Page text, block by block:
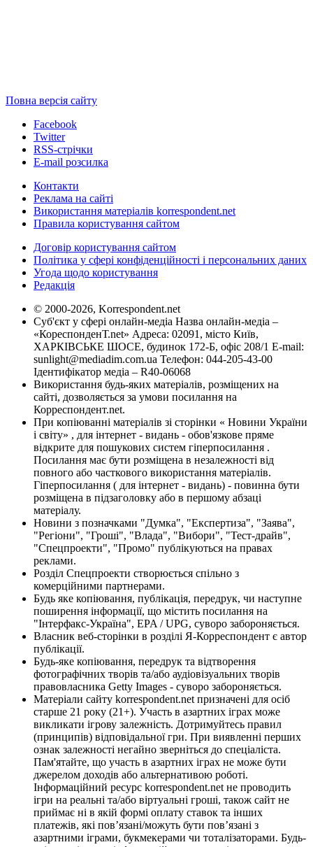
Повна версія сайту
Facebook
Twitter
RSS-стрічки
E-mail розсилка
Контакти
Реклама на сайті
Використання матеріалів korrespondent.net
Правила користування сайтом
Договір користування сайтом
Політика у сфері конфіденційності і персональних даних
Угода щодо користування
Редакція
© 2000-2026, Korrespondent.net
Суб'єкт у сфері онлайн-медіа Назва онлайн-медіа –
«КореспонденТ.net» Адреса: 02091, місто Київ,
ХАРКІВСЬКЕ ШОСЕ, будинок 172-Б, офіс 208/1 E-mail:
sunlight@mediadim.com.ua Телефон: 044-205-43-00
Ідентифікатор медіа – R40-06068
Використання будь-яких матеріалів, розміщених на
сайті, дозволяється за умови посилання на
Корреспондент.net.
При копіюванні матеріалів зі сторінки « Новини України
і світу» , для інтернет - видань - обов'язкове пряме
відкрите для пошукових систем гіперпосилання .
Посилання має бути розміщена в незалежності від
повного або часткового використання матеріалів.
Гіперпосилання ( для інтернет - видань) - повинна бути
розміщена в підзаголовку або в першому абзаці
матеріалу.
Новини з позначками "Думка", "Експертиза", "Заява",
"Регіони", "Гроші", "Влада", "Вибори", "Тест-драйв",
"Спецпроекти", "Промо" публікуються на правах
реклами.
Розділ Спецпроекти створюється спільно з
комерційними партнерами.
Будь яке копіювання, публікація, передрук, чи наступне
поширення інформації, що містить посилання на
"Інтерфакс-Україна", EPA / UPG, суворо забороняється.
Власник веб-сторінки в розділі Я-Корреспондент є автор
публікації.
Будь-яке копіювання, передрук та відтворення
фотографічних творів та/або аудіовізуальних творів
правовласника Getty Images - суворо забороняється.
Матеріали сайту korrespondent.net призначені для осіб
старше 21 року (21+). Участь в азартних іграх може
викликати ігрову залежність. Дотримуйтесь правил
(принципів) відповідальної гри. При виявленні перших
ознак залежності негайно зверніться до спеціаліста.
Пам'ятайте, що участь в азартних іграх не може бути
джерелом доходів або альтернативою роботі.
Інформаційний ресурс korrespondent.net не проводить
ігри на реальні та/або віртуальні гроші, також сайт не
приймає ні в якій формі оплату ставок та інших
платежів, які пов’язані/можуть бути пов’язані з
азартними іграми, букмекерами чи тоталізаторами. Будь-